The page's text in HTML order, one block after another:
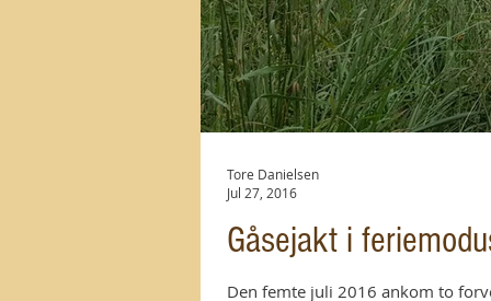
Gåsejakt i
Den femte juli 2016 ankom to
Tore Danielsen
Jul 27, 2016